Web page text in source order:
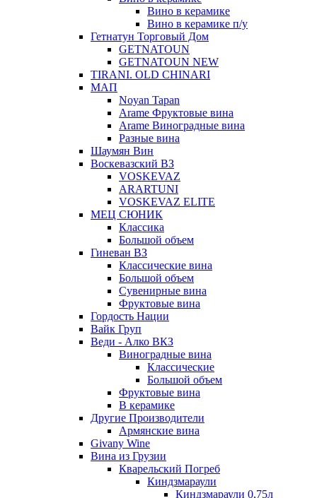
Вино в керамике
Вино в керамике п/у
Гетнатун Торговый Дом
GETNATOUN
GETNATOUN NEW
TIRANI. OLD CHINARI
МАП
Noyan Tapan
Arame Фруктовые вина
Arame Виноградные вина
Разные вина
Шаумян Вин
Воскевазский ВЗ
VOSKEVAZ
ARARTUNI
VOSKEVAZ ELITE
МЕЦ СЮНИК
Классика
Большой объем
Гиневан ВЗ
Классические вина
Большой объем
Сувенирные вина
Фруктовые вина
Гордость Нации
Вайк Груп
Веди - Алко ВКЗ
Виноградные вина
Классические
Большой объем
Фруктовые вина
В керамике
Другие Производители
Армянские вина
Givany Wine
Вина из Грузии
Кварельский Погреб
Киндзмараули
Киндзмараули 0,75л